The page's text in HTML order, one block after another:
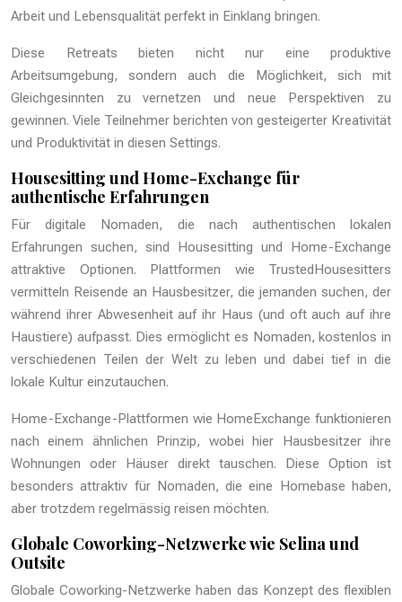
Arbeit und Lebensqualität perfekt in Einklang bringen.
Diese Retreats bieten nicht nur eine produktive
Arbeitsumgebung, sondern auch die Möglichkeit, sich mit
Gleichgesinnten zu vernetzen und neue Perspektiven zu
gewinnen. Viele Teilnehmer berichten von gesteigerter Kreativität
und Produktivität in diesen Settings.
Housesitting und Home-Exchange für
authentische Erfahrungen
Für digitale Nomaden, die nach authentischen lokalen
Erfahrungen suchen, sind Housesitting und Home-Exchange
attraktive Optionen. Plattformen wie TrustedHousesitters
vermitteln Reisende an Hausbesitzer, die jemanden suchen, der
während ihrer Abwesenheit auf ihr Haus (und oft auch auf ihre
Haustiere) aufpasst. Dies ermöglicht es Nomaden, kostenlos in
verschiedenen Teilen der Welt zu leben und dabei tief in die
lokale Kultur einzutauchen.
Home-Exchange-Plattformen wie HomeExchange funktionieren
nach einem ähnlichen Prinzip, wobei hier Hausbesitzer ihre
Wohnungen oder Häuser direkt tauschen. Diese Option ist
besonders attraktiv für Nomaden, die eine Homebase haben,
aber trotzdem regelmässig reisen möchten.
Globale Coworking-Netzwerke wie Selina und
Outsite
Globale Coworking-Netzwerke haben das Konzept des flexiblen